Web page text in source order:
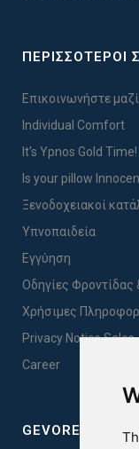
ΠΕΡΙΣΣΟΤΕΡΟΙ
Επικοινωνήστε
Individual Comfort
It's Ypnos Gold Time!
Is your pillow
Ξενοδοχειακοί
Υπνοπαιδεία
Εγγύηση
Οδηγίες
Χρήσιμες
Privacy Notice Sales
Career
GEVOREST